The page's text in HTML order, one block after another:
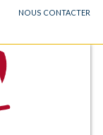
NOUS CONTACTER